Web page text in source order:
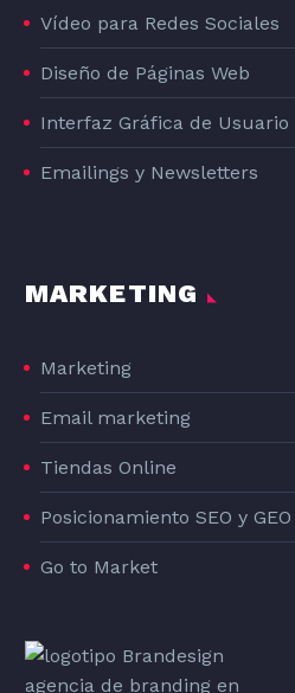
Vídeo para Redes Sociales
Diseño de Páginas Web
Interfaz Gráfica de Usuario
Emailings y Newsletters
MARKETING
Marketing
Email marketing
Tiendas Online
Posicionamiento SEO y GEO
Go to Market